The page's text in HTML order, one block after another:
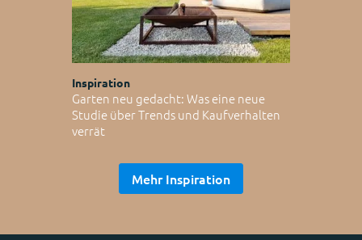
Inspiration
Garten neu gedacht: Was eine neue
Studie über Trends und Kaufverhalten
verrät
Mehr Inspiration